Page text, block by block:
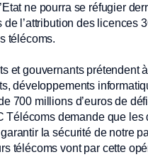
ne pourra se réfugier
de l’attribution des licences
télécoms.
et gouvernants prétendent
développements
700 millions d’euros de
Télécoms demande que
la sécurité de notre
télécoms vont par cette